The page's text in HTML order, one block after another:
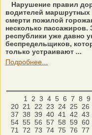
Нарушение правил
водителей маршрутных
смерти пожилой
несколько
республики уже давно
беспредельщиков,
только устраивают ...
Подробнее...
1 2 3 4 5 6 7 8 9
20 21 22 23 24 25 26
37 38 39 40 41 42 43
54 55 56 57 58 59 60
71
72 73 74 75 76 77